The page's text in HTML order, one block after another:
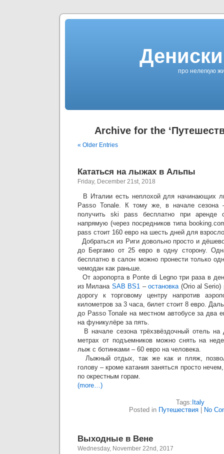
про нелегкую
Archive for the
« Older Entries
Кататься на лыжах в Альпы
Friday, December 21st, 2018
В Италии есть неплохой для начинающих
Passo Tonale. К тому же, в начале
получить ski pass бесплатно при аренде
напрямую (через посредников типа
pass стоит 160 евро на шесть дней для
Добраться из Риги довольно просто и
до Бергамо от 25 евро в одну сторону.
бесплатно в салон можно пронести только
чемодан как раньше.
От аэропорта в Ponte di Legno три раза в
из Милана SAB BS1 –остановка(Orio al Serio)
дорогу к торговому центру напротив
километров за 3 часа, билет стоит 8 евро.
до Passo Tonale на местном автобусе за два
на фуникулёре за пять.
В начале сезона трёхзвёздочный отель на
метрах от подъемников можно снять на
лыж с ботинками – 60 евро на человека.
Лыжный отдых, так же как и пляж,
голову – кроме катания заняться просто
по окрестным горам.
(more…)
Tags: Italy
Posted in Путешествия No
Выходные в Вене
Wednesday, November 22nd, 2017